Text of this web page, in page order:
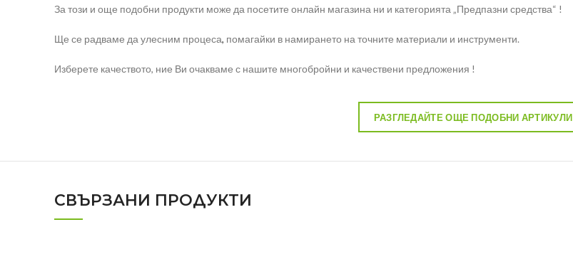
За този и още подобни продукти може да посетите онлайн магазина ни и категорията „Предпазни средства“ !
Ще се радваме да улесним процеса, помагайки в намирането на точните материали и инструменти.
Изберете качеството, ние Ви очакваме с нашите многобройни и качествени предложения !
РАЗГЛЕДАЙТЕ ОЩЕ ПОДОБНИ АРТИКУЛИ
СВЪРЗАНИ ПРОДУКТИ